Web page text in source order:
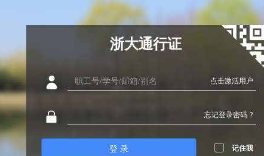
浙大通行证
点击激活用户
忘记登录密码 ?
登 录 记住我